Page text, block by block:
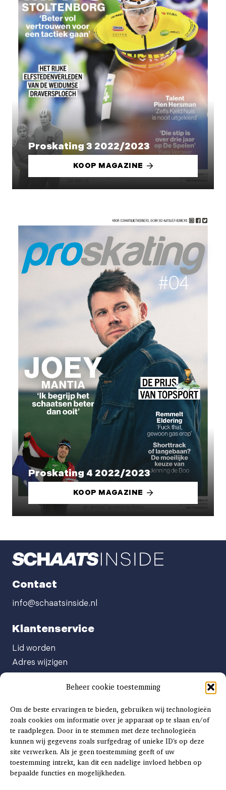
Beheer cookie toestemming
Om de beste ervaringen te bieden, gebruiken wij technologieën
zoals cookies om informatie over je apparaat op te slaan en/of
te raadplegen. Door in te stemmen met deze technologieën
kunnen wij gegevens zoals surfgedrag of unieke ID's op deze
site verwerken. Als je geen toestemming geeft of uw
toestemming intrekt, kan dit een nadelige invloed hebben op
bepaalde functies en mogelijkheden.
Proskating 3 2022/2023
KOOP MAGAZINE
Proskating 4 2022/2023
KOOP MAGAZINE
Contact
info@schaatsinside.nl
Klantenservice
Lid worden
Adres wijzigen
Abonnement opzeggen
Afgeven automatische incasso
Factuur betalen
Klachtenformulier
Overige vragen
Adverteren